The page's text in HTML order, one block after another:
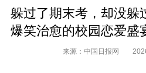
躲过了期末考，却没躲
爆笑治愈的校园恋爱盛
来源：中国日报网